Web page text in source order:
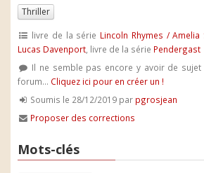
Thriller
livre de la série Lincoln Rhymes / Amelia
Lucas Davenport , livre de la série Pendergast
Il ne semble pas encore y avoir de
forum... Cliquez ici pour en créer un !
Soumis le 28/12/2019 par pgrosjean
Proposer des corrections
Mots-clés